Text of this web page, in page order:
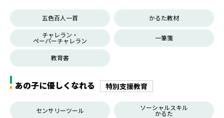
五色百人一首
かるた教材
チャレラン・
ペーパーチャレラン 一筆箋
教育書
あの子に優しくなれる 特別支援教育
センサリーツール ソーシャルスキル
かるた